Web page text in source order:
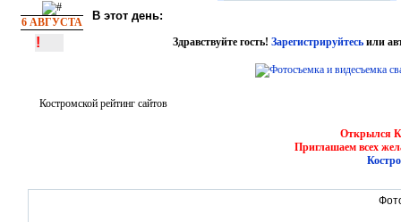
6 АВГУСТА В этот день:
! Здравствуйте гость! Зарегистрируйтесьили
Костромской рейтинг сайтов
Открылся
Приглашаем всех